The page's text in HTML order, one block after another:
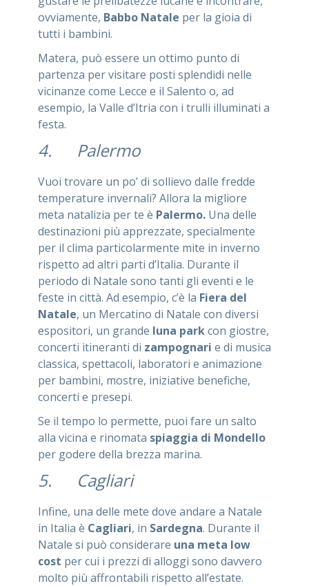
ovviamente, Babbo Natale per la gioia di
tutti i bambini.
Matera, può essere un ottimo punto di
partenza per visitare posti splendidi nelle
vicinanze come Lecce e il Salento o, ad
esempio, la Valle d’Itria con i trulli illuminati a
festa.
4. Palermo
Vuoi trovare un po’ di sollievo dalle fredde
temperature invernali? Allora la migliore
meta natalizia per te è Palermo. Una delle
destinazioni più apprezzate, specialmente
per il clima particolarmente mite in inverno
rispetto ad altri parti d’Italia. Durante il
periodo di Natale sono tanti gli eventi e le
feste in città. Ad esempio, c’è la Fiera del
Natale, un Mercatino di Natale con diversi
espositori, un grande luna parkcon giostre,
concerti itineranti di zampognari e di musica
classica, spettacoli, laboratori e animazione
per bambini, mostre, iniziative benefiche,
concerti e presepi.
Se il tempo lo permette, puoi fare un salto
alla vicina e rinomata spiaggia di Mondello
per godere della brezza marina.
5. Cagliari
Infine, una delle mete dove andare a Natale
in Italia è Cagliari, in Sardegna. Durante il
Natale si può considerare una meta low
cost per cui i prezzi di alloggi sono davvero
molto più affrontabili rispetto all’estate.